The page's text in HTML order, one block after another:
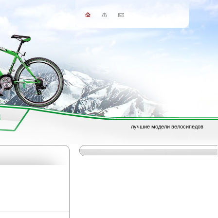
лучшие модели велосипедов